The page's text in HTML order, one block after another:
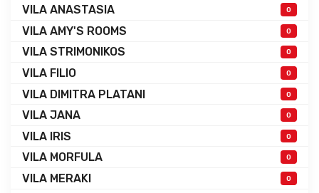
VILA ANASTASIA 0
VILA AMY'S ROOMS 0
VILA STRIMONIKOS 0
VILA FILIO 0
VILA DIMITRA PLATANI 0
VILA JANA 0
VILA IRIS 0
VILA MORFULA 0
VILA MERAKI 0